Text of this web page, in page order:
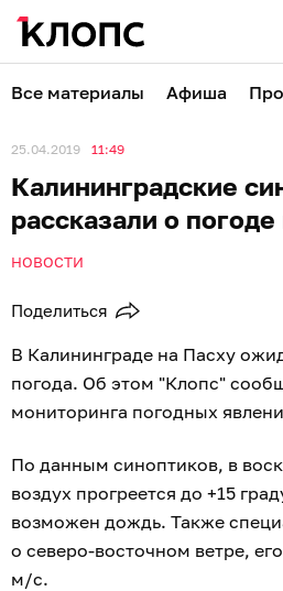
Все материалы Афиша
25.04.2019 11:49
Калининградские
рассказали о
НОВОСТИ
Поделиться
В Калининграде на Пасху
погода. Об этом "Клопс"
мониторинга погодных
По данным синоптиков, в
воздух прогреется до +15
возможен дождь. Также
о северо-восточном ветре,
м/с.